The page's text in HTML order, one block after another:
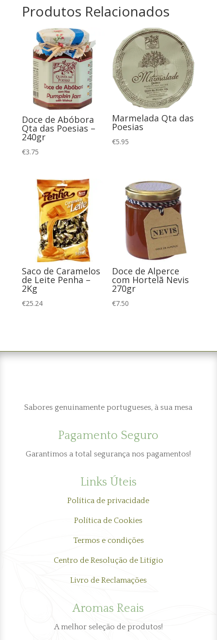
Poesias
240gr
Produtos Relacionados
Doce de Abóbora
Qta das Poesias –
240gr
€3.75
Marmelada Qta das
Poesias
€5.95
Saco de Caramelos
de Leite Penha –
2Kg
€25.24
Doce de Alperce
com Hortelã Nevis
270gr
€7.50
Sabores genuinamente portugueses, à sua mesa
Pagamento Seguro
Garantimos a total segurança nos pagamentos!
Links Úteis
Política de privacidade
Política de Cookies
Termos e condições
Centro de Resolução de Litígio
Livro de Reclamações
Aromas Reais
A melhor seleção de produtos!